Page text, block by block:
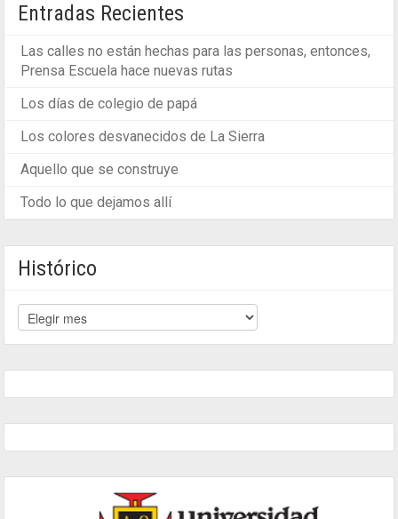
Entradas Recientes
Las calles no están hechas para las personas, entonces,
Prensa Escuela hace nuevas rutas
Los días de colegio de papá
Los colores desvanecidos de La Sierra
Aquello que se construye
Todo lo que dejamos allí
Histórico